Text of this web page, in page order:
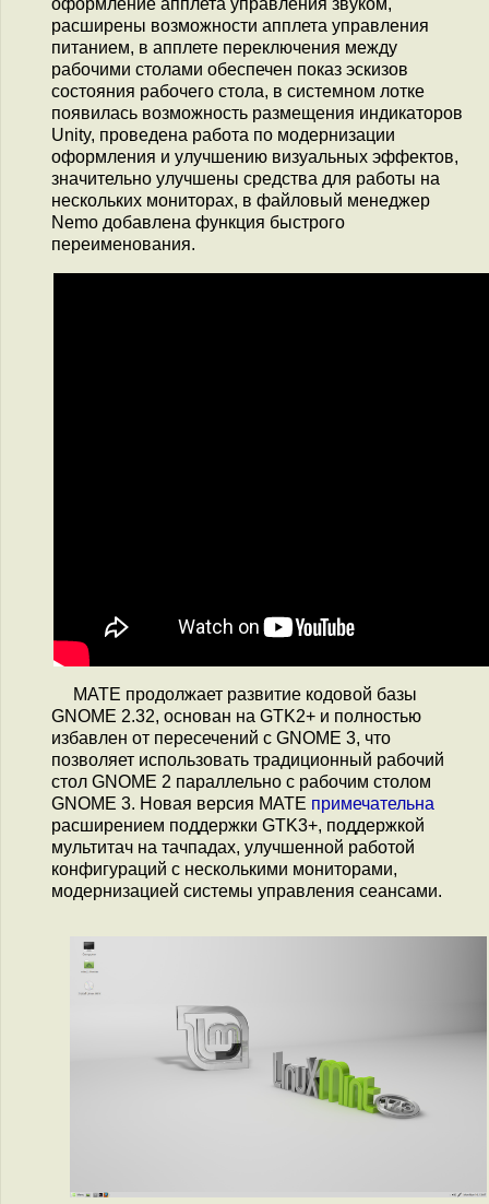
оформление апплета управления звуком,
расширены возможности апплета управления
питанием, в апплете переключения между
рабочими столами обеспечен показ эскизов
состояния рабочего стола, в системном лотке
появилась возможность размещения индикаторов
Unity, проведена работа по модернизации
оформления и улучшению визуальных эффектов,
значительно улучшены средства для работы на
нескольких мониторах, в файловый менеджер
Nemo добавлена функция быстрого
переименования.
MATE продолжает развитие кодовой базы
GNOME 2.32, основан на GTK2+ и полностью
избавлен от пересечений с GNOME 3, что
позволяет использовать традиционный рабочий
стол GNOME 2 параллельно с рабочим столом
GNOME 3. Новая версия MATE примечательна
расширением поддержки GTK3+, поддержкой
мультитач на тачпадах, улучшенной работой
конфигураций с несколькими мониторами,
модернизацией системы управления сеансами.